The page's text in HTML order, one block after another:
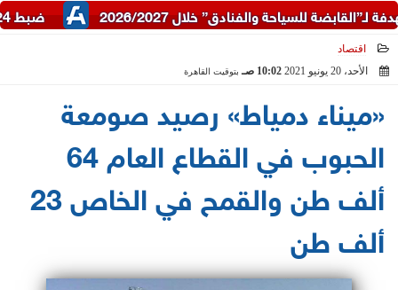
ضبط 24 طن دقيق أبيض وبلدي مدعم عبر شرطة التموين
اقتصاد
الأحد، 20 يونيو 2021
10:02 صـ بتوقيت القاهرة
«ميناء دمياط» رصيد صومعة
الحبوب في القطاع العام 64
ألف طن والقمح في الخاص 23
ألف طن